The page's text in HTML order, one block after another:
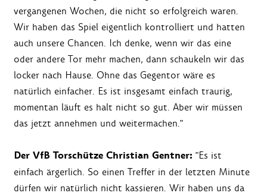
vergangenen Wochen, die nicht so erfolgreich waren.
Wir haben das Spiel eigentlich kontrolliert und hatten
auch unsere Chancen. Ich denke, wenn wir das eine
oder andere Tor mehr machen, dann schaukeln wir das
locker nach Hause. Ohne das Gegentor wäre es
natürlich einfacher. Es ist insgesamt einfach traurig,
momentan läuft es halt nicht so gut. Aber wir müssen
das jetzt annehmen und weitermachen."
Der VfB Torschütze Christian Gentner: "Es ist
einfach ärgerlich. So einen Treffer in der letzten Minute
dürfen wir natürlich nicht kassieren. Wir haben uns da